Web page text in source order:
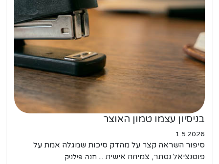
בניסיון עצמו טמון האוצר
1.5.2026
סיפור השראה קצר על מהדק סיכות שמגלה אמת על
פוטנציאל נסתר, צמיחה אישית ... חנה פילניק